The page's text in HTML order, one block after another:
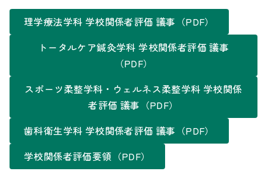
理学療法学科 学校関係者評価 議事（PDF）
トータルケア鍼灸学科 学校関係者評価 議事
（PDF）
スポーツ柔整学科・ウェルネス柔整学科 学校関係
者評価 議事（PDF）
歯科衛生学科 学校関係者評価 議事（PDF）
学校関係者評価要領（PDF）